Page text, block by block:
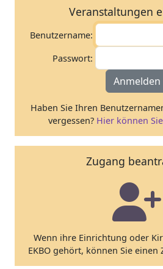
Veranstaltungen
Benutzername:
Passwort:
Anmelden
Haben Sie Ihren
vergessen? Hier können
Zugang
Wenn ihre Einrichtung oder
EKBO gehört, können Sie